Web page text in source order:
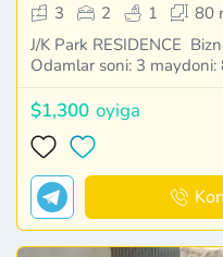
3
2 1 80
J/K Park RESIDENCE Biznes klassi
Odamlar soni: 3
$1,300 oyiga